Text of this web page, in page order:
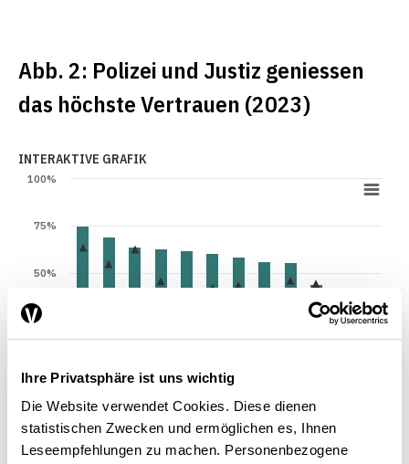
Ihre Privatsphäre ist uns wichtig
Die Website verwendet Cookies. Diese dienen
statistischen Zwecken und ermöglichen es, Ihnen
Leseempfehlungen zu machen. Personenbezogene
Abb. 2: Polizei und Justiz geniessen
das höchste Vertrauen (2023)
INTERAKTIVE GRAFIK
Polizei
Gerichte und JustizAndere Leute
Lokale RegierungBundesrat
Kantonsregierung
GemeindeverwaltungParlament
Bundesverwaltung
Internationale Organisationen
Politische Parteien
25%
50%
75%
100%